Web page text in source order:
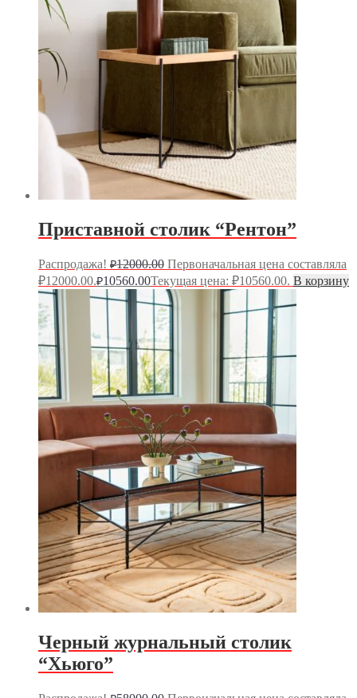
Приставной столик “Рентон”
Распродажа! ₽12000.00 Первоначальная цена составляла
₽12000.00.₽10560.00Текущая цена: ₽10560.00. В корзину
Черный журнальный столик
“Хьюго”